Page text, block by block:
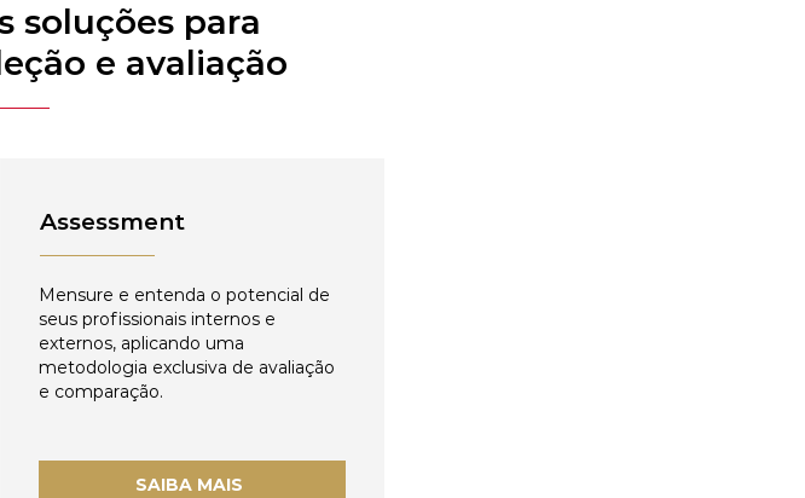
soluções para
e avaliação
Assessment
Mensure e entenda o potencial de
seus profissionais internos e
externos, aplicando uma
metodologia exclusiva de avaliação
e comparação.
SAIBA MAIS